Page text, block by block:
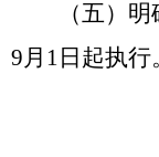
（五）
9月1日起执行